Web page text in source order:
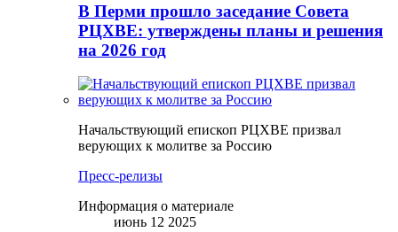
В Перми прошло заседание Совета
РЦХВЕ: утверждены планы и решения
на 2026 год
Начальствующий епископ РЦХВЕ призвал
верующих к молитве за Россию
Пресс-релизы
Информация о материале
июнь 12 2025